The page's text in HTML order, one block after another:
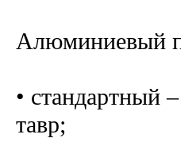
Алюминиевый
• стандартный
тавр;